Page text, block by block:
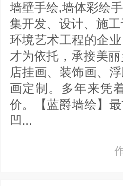
墙壁手绘,墙体彩绘
集开发、设计、施
环境艺术工程的企
才为依托，承接美
店挂画、装饰画、
画定制。多年来凭
价。【蓝爵墙绘】
凹...